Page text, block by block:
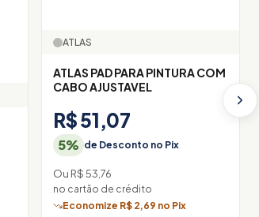
ATLAS
ATLAS PAD PARA PINTURA COM
CABO AJUSTAVEL
R$ 51,07
5% de Desconto no Pix
Ou R$ 53,76
no cartão de crédito
Economize R$ 2,69 no Pix